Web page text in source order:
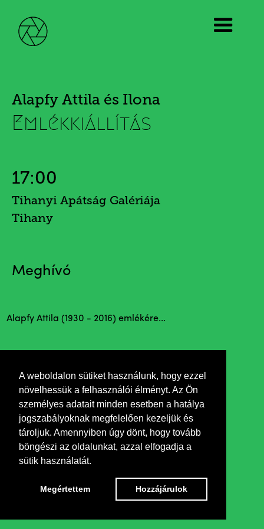
A weboldalon sütiket használunk, hogy ezzel
növelhessük a felhasználói élményt. Az Ön
személyes adatait minden esetben a hatálya
jogszabályoknak megfelelően kezeljük és
tároljuk. Amennyiben úgy dönt, hogy tovább
böngészi az oldalunkat, azzal elfogadja a
sütik használatát.
Megértettem Hozzájárulok
Alapfy Attila és Ilona
Emlékkiállítás
17:00
Tihanyi Apátság Galériája
Tihany
Meghívó
Alapfy Attila (1930 - 2016) emlékére...